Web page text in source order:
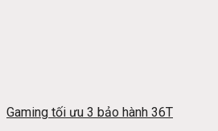
Gaming tối ưu 3 bảo hành 36T